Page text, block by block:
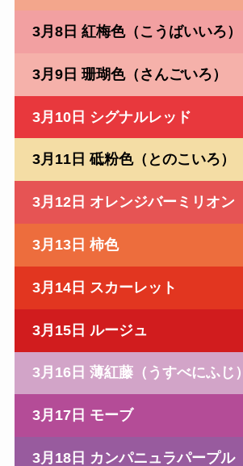
3月8日 紅梅色（こうばいいろ）
3月9日 珊瑚色（さんごいろ）
3月10日 シグナルレッド
3月11日 砥粉色（とのこいろ）
3月12日 オレンジバーミリオン
3月13日 柿色
3月14日 スカーレット
3月15日 ルージュ
3月16日 薄紅藤（うすべにふじ）
3月17日 モーブ
3月18日 カンパニュラパープル